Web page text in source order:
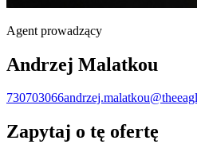
Agent prowadzący
Andrzej Malatkou
730703066
Zapytaj o tę ofertę